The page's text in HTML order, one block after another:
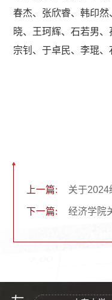
春杰、张欣睿、韩印
晓、王珂辉、石若男
宗钊、于卓民、李琨、
上一篇: 关于2024级
下一篇: 经济学院关于